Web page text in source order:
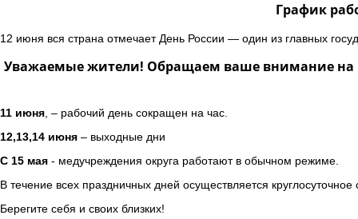
График
12 июня вся страна отмечает День России — один из главных
Уважаемые жители! Обращаем ваше внимание на
11 июня , – рабочий день сокращен на час.
12,13,14 июня – выходные дни
С 15 мая - медучреждения округа работают в обычном режиме.
В течение всех праздничных дней осуществляется
Берегите себя и своих близких!